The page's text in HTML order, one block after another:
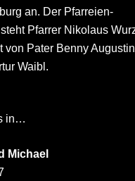
an. Der Pfarreien­
Pfarrer Nikolaus
von Pater Benny
Waibl.
in…
Michael